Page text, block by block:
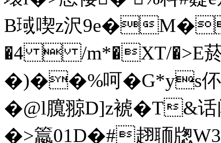
B琙喫z沢9e�
�4  /m*�XT/�>E菸
�)��%呵�G*ys伓
�@l臗翞D]z裭�T&话
�>籝01D�#趐聏牎